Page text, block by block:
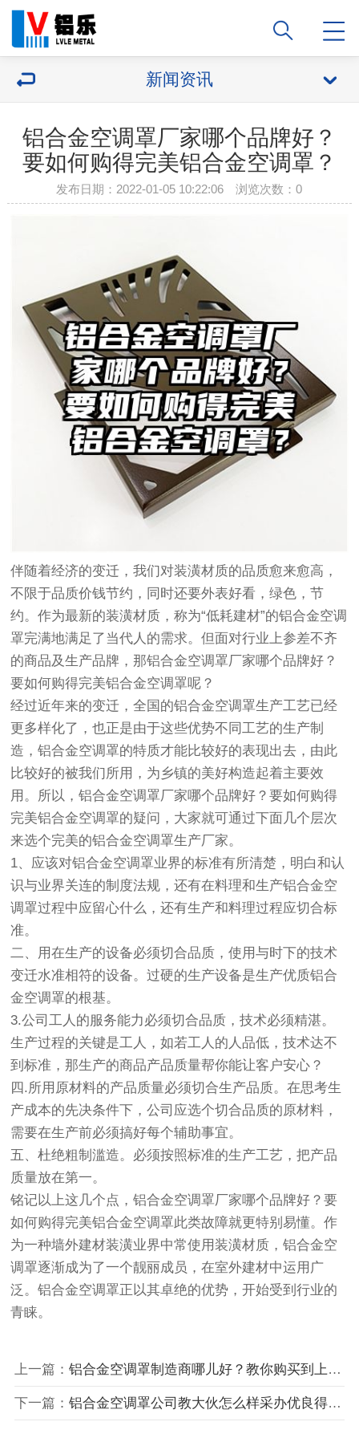
新闻资讯
铝合金空调罩厂家哪个品牌好？
要如何购得完美铝合金空调罩？
发布日期：2022-01-05 10:22:06 浏览次数：0
伴随着经济的变迁，我们对装潢材质的品质愈来愈高，
不限于品质价钱节约，同时还要外表好看，绿色，节
约。作为最新的装潢材质，称为“低耗建材”的铝合金空调
罩完满地满足了当代人的需求。但面对行业上参差不齐
的商品及生产品牌，那铝合金空调罩厂家哪个品牌好？
要如何购得完美铝合金空调罩呢？
经过近年来的变迁，全国的铝合金空调罩生产工艺已经
更多样化了，也正是由于这些优势不同工艺的生产制
造，铝合金空调罩的特质才能比较好的表现出去，由此
比较好的被我们所用，为乡镇的美好构造起着主要效
用。所以，铝合金空调罩厂家哪个品牌好？要如何购得
完美铝合金空调罩的疑问，大家就可通过下面几个层次
来选个完美的铝合金空调罩生产厂家。
1、应该对铝合金空调罩业界的标准有所清楚，明白和认
识与业界关连的制度法规，还有在料理和生产铝合金空
调罩过程中应留心什么，还有生产和料理过程应切合标
准。
二、用在生产的设备必须切合品质，使用与时下的技术
变迁水准相符的设备。过硬的生产设备是生产优质铝合
金空调罩的根基。
3.公司工人的服务能力必须切合品质，技术必须精湛。
生产过程的关键是工人，如若工人的人品低，技术达不
到标准，那生产的商品产品质量帮你能让客户安心？
四.所用原材料的产品质量必须切合生产品质。在思考生
产成本的先决条件下，公司应选个切合品质的原材料，
需要在生产前必须搞好每个辅助事宜。
五、杜绝粗制滥造。必须按照标准的生产工艺，把产品
质量放在第一。
铭记以上这几个点，铝合金空调罩厂家哪个品牌好？要
如何购得完美铝合金空调罩此类故障就更特别易懂。作
为一种墙外建材装潢业界中常使用装潢材质，铝合金空
调罩逐渐成为了一个靓丽成员，在室外建材中运用广
泛。铝合金空调罩正以其卓绝的优势，开始受到行业的
青睐。
上一篇： 铝合金空调罩制造商哪儿好？教你购买到上乘铝合金空调罩
下一篇： 铝合金空调罩公司教大伙怎么样采办优良得铝合金空调罩